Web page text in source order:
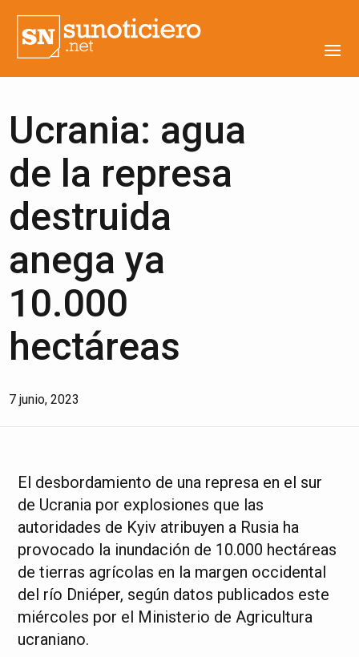
Ucrania: agua
de la represa
destruida
anega ya
10.000
hectáreas
7 junio, 2023
El desbordamiento de una represa en el sur
de Ucrania por explosiones que las
autoridades de Kyiv atribuyen a Rusia ha
provocado la inundación de 10.000 hectáreas
de tierras agrícolas en la margen occidental
del río Dniéper, según datos publicados este
miércoles por el Ministerio de Agricultura
ucraniano.